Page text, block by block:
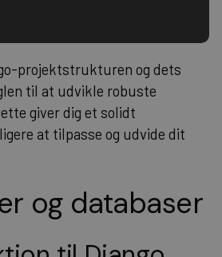
projektstrukturen og dets
til at udvikle robuste
giver dig et solidt
at tilpasse og udvide dit
og databaser